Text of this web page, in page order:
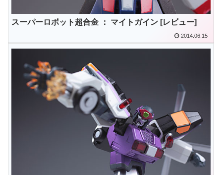
スーパーロボット超合金 ： マイトガイン [レビュー]
2014.06.15